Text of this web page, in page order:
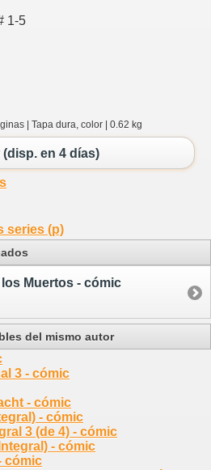
1-5
| Tapa dura, color | 0.62 kg
en 4 días)
series (p)
Muertos - cómic
del mismo autor
3 - cómic
- cómic
- cómic
3 (de 4) - cómic
- cómic
cómic